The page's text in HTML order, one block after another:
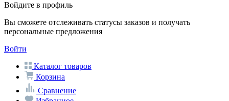
Войдите в профиль
Вы сможете отслеживать статусы заказов и получать
персональные предложения
Войти
Каталог товаров
Корзина
Сравнение